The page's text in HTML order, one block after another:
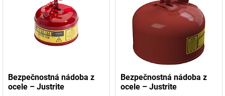
Bezpečnostná nádoba z
ocele – Justrite
Bezpečnostná nádoba z
ocele – Justrite